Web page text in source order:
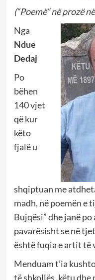
(“Poemë” në prozë
Nga
Ndue
Dedaj
Po
bëhen
140 vjet
që kur
këto
fjalë u
shqiptuan me
madh, në poemën e
Bujqësi” dhe janë
pavarësisht se në
është fuqia e artit të
Menduam t’ia
të shkollës, këtu dhe